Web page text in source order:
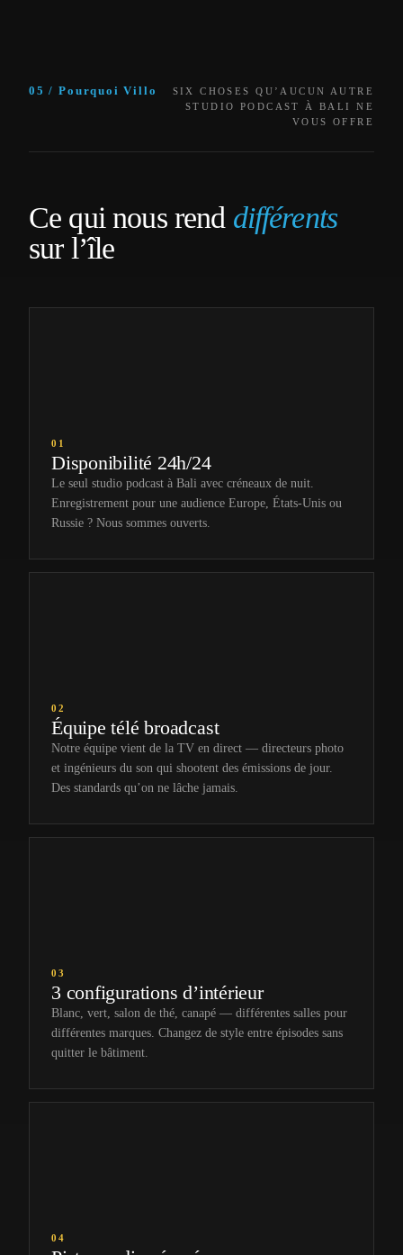
05 / Pourquoi Villo
SIX CHOSES QU’AUCUN AUTRE
STUDIO PODCAST À BALI NE
VOUS OFFRE
Ce qui nous rend différents
sur l’île
01
Disponibilité 24h/24
Le seul studio podcast à Bali avec créneaux de nuit.
Enregistrement pour une audience Europe, États-Unis ou
Russie ? Nous sommes ouverts.
02
Équipe télé broadcast
Notre équipe vient de la TV en direct — directeurs photo
et ingénieurs du son qui shootent des émissions de jour.
Des standards qu’on ne lâche jamais.
03
3 configurations d’intérieur
Blanc, vert, salon de thé, canapé — différentes salles pour
différentes marques. Changez de style entre épisodes sans
quitter le bâtiment.
04